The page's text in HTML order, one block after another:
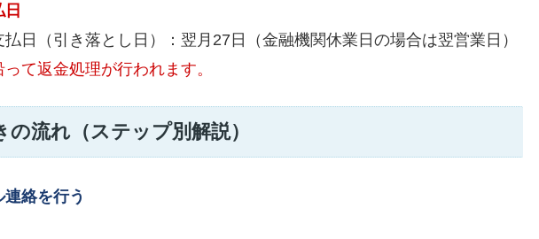
（引き落とし日）：翌月27日（金融機関休業日の場合は翌営業日）
て返金処理が行われます。
流れ（ステップ別解説）
絡を行う